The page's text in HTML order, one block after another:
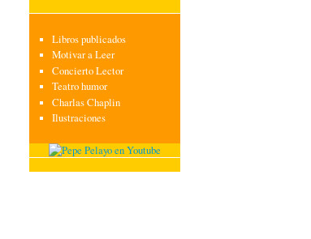
Libros publicados
Motivar a Leer
Concierto Lector
Teatro humor
Charlas Chaplin
Ilustraciones